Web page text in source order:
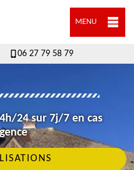
MENU
06 27 79 58 79
24 sur 7j/7 en cas